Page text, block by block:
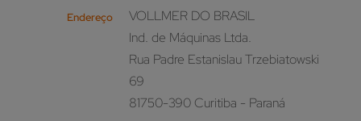
Endereço
VOLLMER DO BRASIL
Ind. de Máquinas Ltda.
Rua Padre Estanislau Trzebiatowski
69
81750-390 Curitiba - Paraná